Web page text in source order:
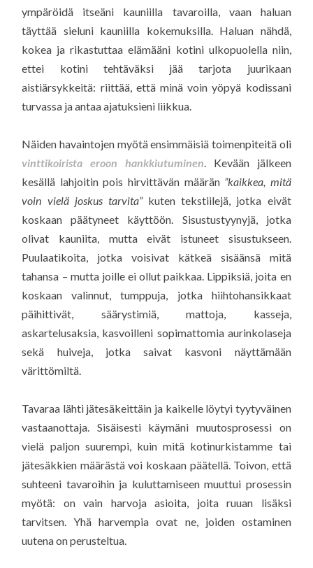
ympäröidä itseäni kauniilla tavaroilla, vaan haluan
täyttää sieluni kauniilla kokemuksilla. Haluan nähdä,
kokea ja rikastuttaa elämääni kotini ulkopuolella niin,
ettei kotini tehtäväksi jää tarjota juurikaan
aistiärsykkeitä: riittää, että minä voin yöpyä kodissani
turvassa ja antaa ajatuksieni liikkua.
Näiden havaintojen myötä ensimmäisiä toimenpiteitä oli
vinttikoirista eroon hankkiutuminen . Kevään jälkeen
kesällä lahjoitin pois hirvittävän määrän ”kaikkea, mitä
voin vielä joskus tarvita”kuten tekstiilejä, jotka eivät
koskaan päätyneet käyttöön. Sisustustyynyjä, jotka
olivat kauniita, mutta eivät istuneet sisustukseen.
Puulaatikoita, jotka voisivat kätkeä sisäänsä mitä
tahansa – mutta joille ei ollut paikkaa. Lippiksiä, joita en
koskaan valinnut, tumppuja, jotka hiihtohansikkaat
päihittivät, säärystimiä, mattoja, kasseja,
askartelusaksia, kasvoilleni sopimattomia aurinkolaseja
sekä huiveja, jotka saivat kasvoni näyttämään
värittömiltä.
Tavaraa lähti jätesäkeittäin ja kaikelle löytyi tyytyväinen
vastaanottaja. Sisäisesti käymäni muutosprosessi on
vielä paljon suurempi, kuin mitä kotinurkistamme tai
jätesäkkien määrästä voi koskaan päätellä. Toivon, että
suhteeni tavaroihin ja kuluttamiseen muuttui prosessin
myötä: on vain harvoja asioita, joita ruuan lisäksi
tarvitsen. Yhä harvempia ovat ne, joiden ostaminen
uutena on perusteltua.